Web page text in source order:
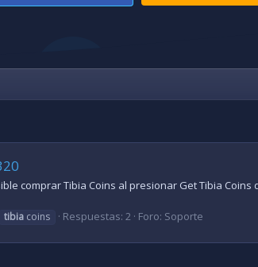
comprar Tibia Coins al presionar Get Tibia
tibia coins Respuestas: 2 Foro: Soporte